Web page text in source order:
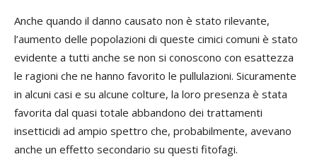
Anche quando il danno causato non è stato rilevante,
l’aumento delle popolazioni di queste cimici comuni è stato
evidente a tutti anche se non si conoscono con esattezza
le ragioni che ne hanno favorito le pullulazioni. Sicuramente
in alcuni casi e su alcune colture, la loro presenza è stata
favorita dal quasi totale abbandono dei trattamenti
insetticidi ad ampio spettro che, probabilmente, avevano
anche un effetto secondario su questi fitofagi.